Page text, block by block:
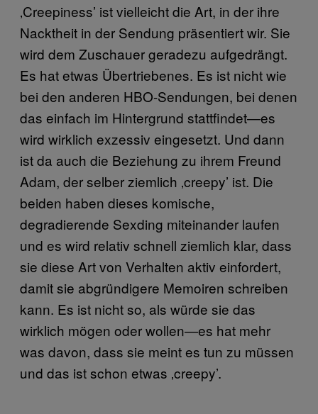
‚Creepiness’ ist vielleicht die Art, in der ihre
Nacktheit in der Sendung präsentiert wir. Sie
wird dem Zuschauer geradezu aufgedrängt.
Es hat etwas Übertriebenes. Es ist nicht wie
bei den anderen HBO-Sendungen, bei denen
das einfach im Hintergrund stattfindet—es
wird wirklich exzessiv eingesetzt. Und dann
ist da auch die Beziehung zu ihrem Freund
Adam, der selber ziemlich ‚creepy’ ist. Die
beiden haben dieses komische,
degradierende Sexding miteinander laufen
und es wird relativ schnell ziemlich klar, dass
sie diese Art von Verhalten aktiv einfordert,
damit sie abgründigere Memoiren schreiben
kann. Es ist nicht so, als würde sie das
wirklich mögen oder wollen—es hat mehr
was davon, dass sie meint es tun zu müssen
und das ist schon etwas ‚creepy’.